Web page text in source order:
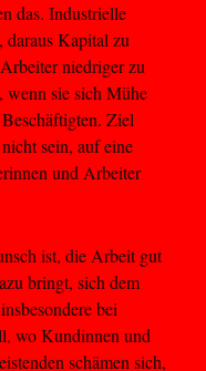
das. Industrielle
daraus Kapital zu
niedriger zu
wenn sie sich Mühe
Ziel
sein, auf eine
und Arbeiter
ist, die Arbeit gut
bringt, sich dem
bei
wo Kundinnen und
schämen sich,